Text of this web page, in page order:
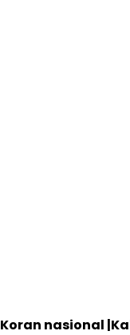
Koran nasional